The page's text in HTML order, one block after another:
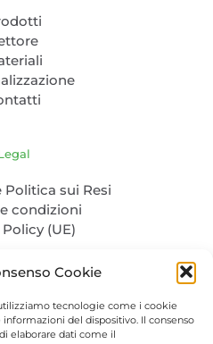
Cookie
tecnologie come i cookie
del dispositivo. Il consenso
elaborare dati come il
Politica sui Resi
condizioni
(UE)